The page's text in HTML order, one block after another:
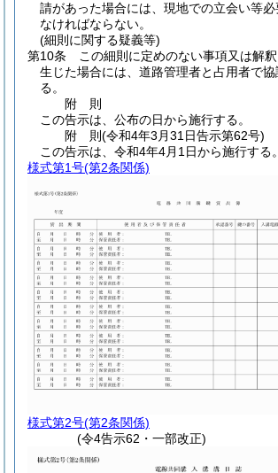
請があった場合には、現地での立会い等
なければならない。
(細則に関する疑義等)
第10条
この細則に定めのない事項又は解
生じた場合には、道路管理者と占用者で
る。
附 則
この告示は、公布の日から施行する。
附 則(令和4年3月31日告示第62号)
この告示は、令和4年4月1日から施行する。
様式第1号(第2条関係)
様式第2号(第2条関係)
(令4告示62・一部改正)